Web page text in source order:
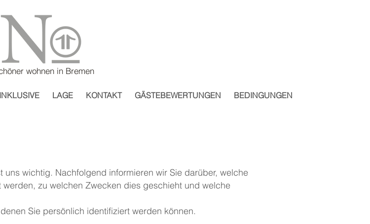
wohnen in Bremen
LAGE KONTAKT GÄSTEBEWERTUNGEN BEDINGUNGEN
wichtig. Nachfolgend informieren wir Sie darüber, welche
zu welchen Zwecken dies geschieht und welche
Sie persönlich identifiziert werden können.